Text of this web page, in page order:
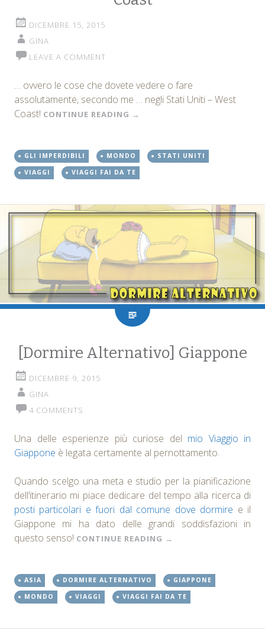
DICEMBRE 15, 2015
GINA
LEAVE A COMMENT
… ovvero le cose che dovete vedere o fare
assolutamente, secondo me … negli Stati Uniti – West
Coast! CONTINUE READING →
GLI IMPERDIBILI MONDO
STATI UNITI
VIAGGI
VIAGGI FAI DA TE
[Dormire Alternativo] Giappone
DICEMBRE 9, 2015
GINA
4 COMMENTS
Una delle esperienze più curiose del mio Viaggio in
Giappone è legata certamente al pernottamento.
Quando scelgo una meta e studio per la pianificazione
dell’itinerario mi piace dedicare del tempo alla ricerca di
posti particolari e fuori dal comune dove dormire e il
Giappone mi ha dato delle grandi soddisfazioni in
questo senso! CONTINUE READING →
ASIA DORMIRE ALTERNATIVO
GIAPPONE
MONDO
VIAGGI VIAGGI FAI DA TE